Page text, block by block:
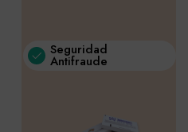
Seguridad
Antifraude